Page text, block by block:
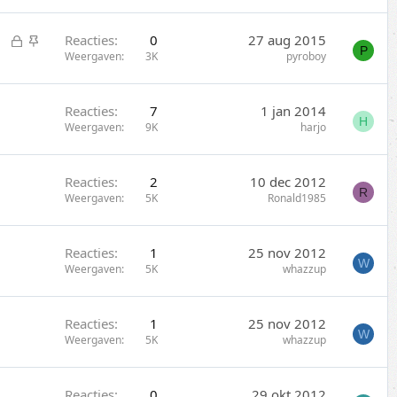
o
e
k
G
e
S
Reacties 0
Weergaven 3K
27 aug 2015
pyroboy P
Reacties 7
Weergaven 9K
1 jan 2014
harjo H
Reacties 2
Weergaven 5K
10 dec 2012
Ronald1985 R
Reacties 1
Weergaven 5K
25 nov 2012
whazzup W
Reacties 1
Weergaven 5K
25 nov 2012
whazzup W